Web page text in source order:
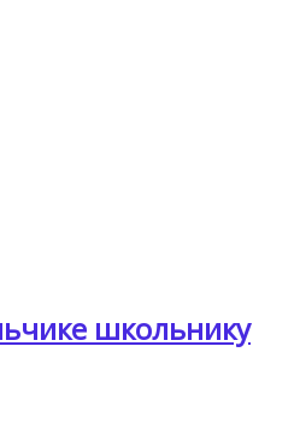
школьнику